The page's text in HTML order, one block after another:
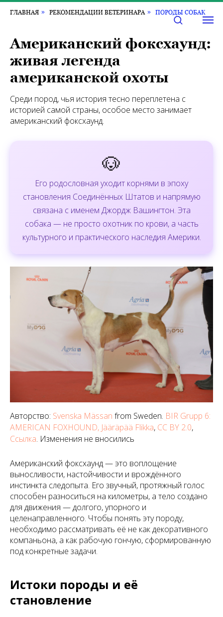
ГЛАВНАЯ » РЕКОМЕНДАЦИИ ВЕТЕРИНАРА » ПОРОДЫ СОБАК
Американский фоксхаунд:
живая легенда
американской охоты
Среди пород, чья история тесно переплетена с
историей самой страны, особое место занимает
американский фоксхаунд.
🐶
Его родословная уходит корнями в эпоху
становления Соединённых Штатов и напрямую
связана с именем Джордж Вашингтон. Эта
собака — не просто охотник по крови, а часть
культурного и практического наследия Америки.
Авторство: Svenska Mässan from Sweden. BIR Grupp 6:
AMERICAN FOXHOUND, Jääräpää Flikka, CC BY 2.0,
Ссылка. Изменения не вносились
Американский фоксхаунд — это воплощение
выносливости, настойчивости и врождённого
инстинкта следопыта. Его звучный, протяжный голос
способен разноситься на километры, а тело создано
для движения — долгого, упорного и
целенаправленного. Чтобы понять эту породу,
необходимо рассматривать её не как декоративного
компаньона, а как рабочую гончую, сформированную
под конкретные задачи.
Истоки породы и её
становление